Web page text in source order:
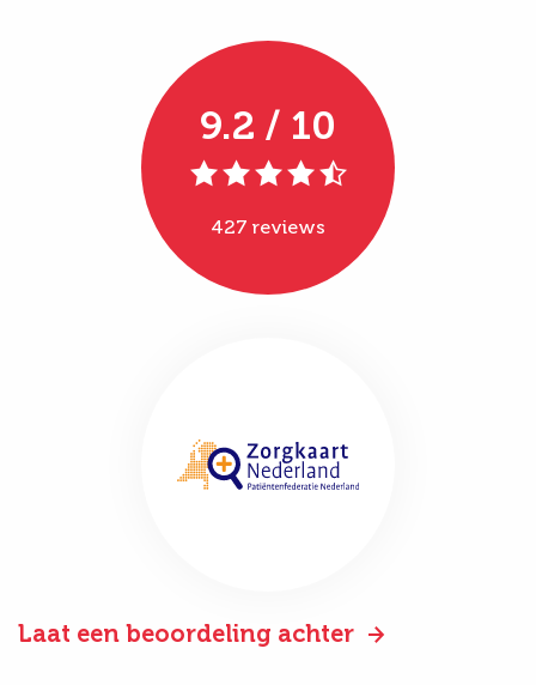
9.2 / 10
427 reviews
Laat een beoordeling achter